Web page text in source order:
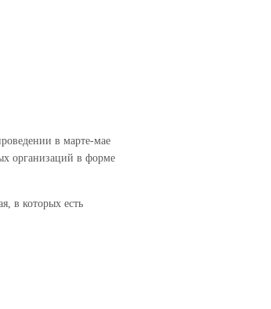
в марте-мае
организаций в форме
в которых есть